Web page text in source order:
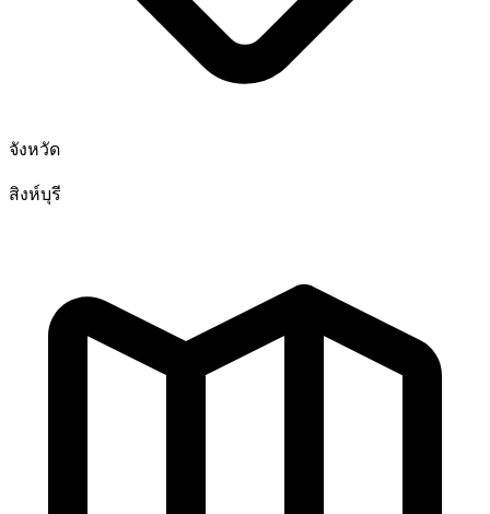
จังหวัด
สิงห์บุรี